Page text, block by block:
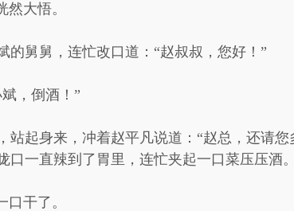
大悟。
舅舅，连忙改口道：“赵叔叔，您好！”
，倒酒！”
起身来，冲着赵平凡说道：“赵总，还请
一直辣到了胃里，连忙夹起一口菜压压酒。
干了。